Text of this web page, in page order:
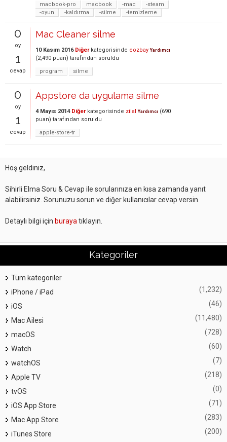
macbook-pro
macbook -mac
-steam
-oyun
-kaldırma -silme -temizleme
0
oy
1
cevap
Mac Cleaner silme
10 Kasım 2016 Diğerkategorisinde eozbay Yardımcı
(2,490 puan) tarafından soruldu
program
silme
0
oy
1
cevap
Appstore da uygulama silme
4 Mayıs 2014 Diğerkategorisinde zilal Yardımcı (690
puan) tarafından soruldu
apple-store-tr
Hoş geldiniz,
Sihirli Elma Soru & Cevap ile sorularınıza en kısa zamanda yanıt
alabilirsiniz. Sorunuzu sorun ve diğer kullanıcılar cevap versin.
Detaylı bilgi için buraya tıklayın.
Kategoriler
Tüm kategoriler
iPhone / iPad
(1,232)
iOS (46)
Mac Ailesi (11,480)
macOS (728)
Watch (60)
watchOS (7)
Apple TV (218)
tvOS (0)
iOS App Store (71)
Mac App Store (283)
iTunes Store
(200)